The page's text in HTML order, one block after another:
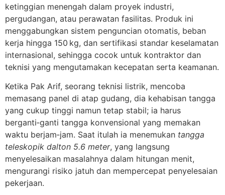
ketinggian menengah dalam proyek industri,
pergudangan, atau perawatan fasilitas. Produk ini
menggabungkan sistem penguncian otomatis, beban
kerja hingga 150 kg, dan sertifikasi standar keselamatan
internasional, sehingga cocok untuk kontraktor dan
teknisi yang mengutamakan kecepatan serta keamanan.
Ketika Pak Arif, seorang teknisi listrik, mencoba
memasang panel di atap gudang, dia kehabisan tangga
yang cukup tinggi namun tetap stabil; ia harus
berganti‑ganti tangga konvensional yang memakan
waktu berjam‑jam. Saat itulah ia menemukan tangga
teleskopik dalton 5.6 meter, yang langsung
menyelesaikan masalahnya dalam hitungan menit,
mengurangi risiko jatuh dan mempercepat penyelesaian
pekerjaan.